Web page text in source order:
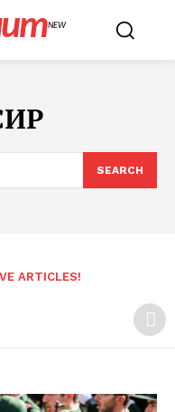
NEW
SEARCH
ARTICLES!